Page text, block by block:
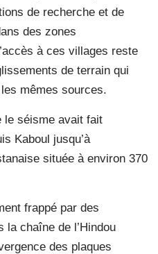
de recherche et de
des zones
à ces villages reste
de terrain qui
mêmes sources.
le séisme avait fait
Kaboul jusqu’à
située à environ 370
frappé par des
chaîne de l’Hindou
des plaques